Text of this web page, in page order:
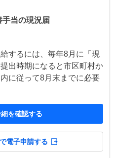
手当の現況届
するには、毎年8月に「現
出時期になると市区町村か
に従って8月末までに必要
を確認する
電子申請する